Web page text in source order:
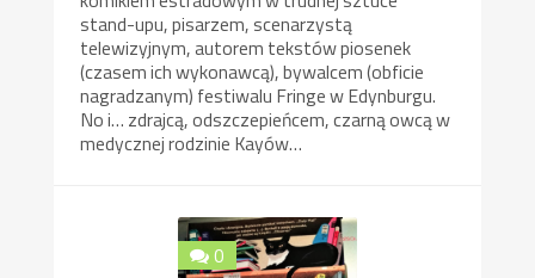
stand-upu, pisarzem, scenarzystą
telewizyjnym, autorem tekstów piosenek
(czasem ich wykonawcą), bywalcem (obficie
nagradzanym) festiwalu Fringe w Edynburgu.
No i… zdrajcą, odszczepieńcem, czarną owcą w
medycznej rodzinie Kayów…
0